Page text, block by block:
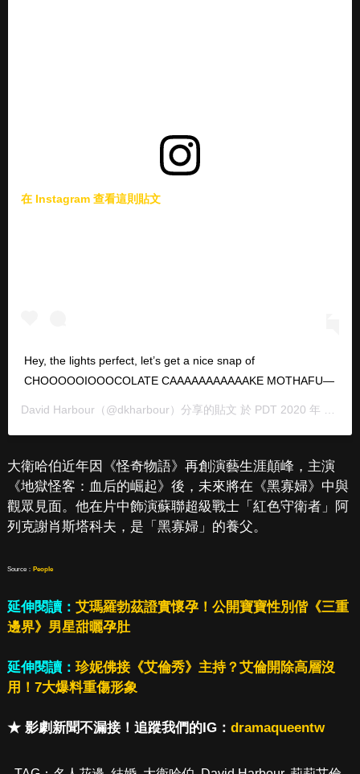
在 Instagram 查看這則貼文
Hey, the lights perfect, let’s get a nice snap of
CHOOOOOIOOOCOLATE CAAAAAAAAAAAKE MOTHAFU—
David Harbour （@dkharbour）分享的貼文 於 PDT 2020 年 8月 月 21 日 下午 12:49
大衛哈伯近年因《怪奇物語》再創演藝生涯顛峰，主演
《地獄怪客：血后的崛起》後，未來將在《黑寡婦》中與
觀眾見面。他在片中飾演蘇聯超級戰士「紅色守衛者」阿
列克謝肖斯塔科夫，是「黑寡婦」的養父。
Source： People
延伸閱讀： 艾瑪羅勃茲證實懷孕！公開寶寶性別偕《三重
邊界》男星甜曬孕肚
延伸閱讀： 珍妮佛接《艾倫秀》主持？艾倫開除高層沒
用！7大爆料重傷形象
★ 影劇新聞不漏接！追蹤我們的IG： dramaqueentw